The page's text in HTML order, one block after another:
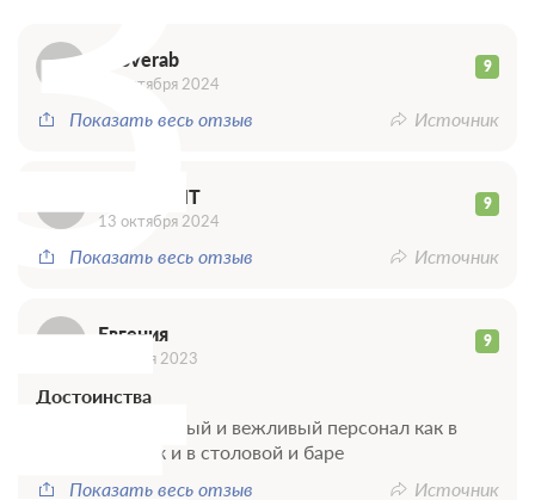
353verab 9
13 октября 2024
Показать весь отзыв Источник
_W6396MT 9
13 октября 2024
Показать весь отзыв Источник
Евгения 9
23 июня 2023
Достоинства
Очень приветливый и вежливый персонал как в
гостинице, так и в столовой и баре
Показать весь отзыв
Источник